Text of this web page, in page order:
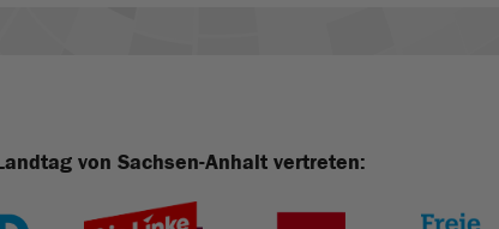
von Sachsen-Anhalt vertreten: